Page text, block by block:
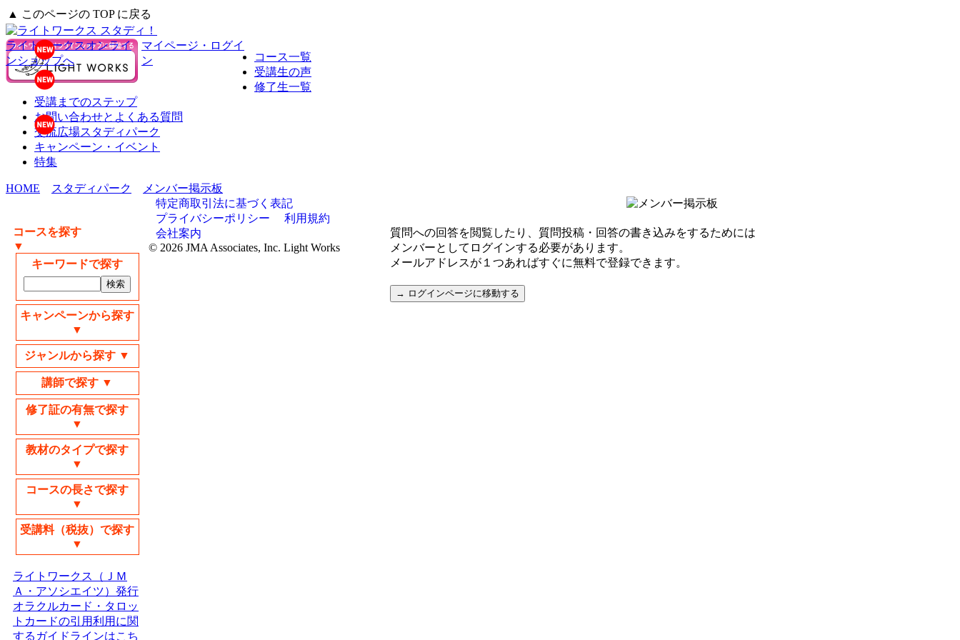
▲ このページの TOP に戻る
ライトワークスオンライ
ンショップへ
マイページ・ログイ
ン
コース一覧
受講生の声
修了生一覧
受講までのステップ
お問い合わせとよくある質問
交流広場スタディパーク
キャンペーン・イベント
特集
HOME スタディパーク メンバー掲示板
コースを探す
▼
キーワードで探す
キャンペーンから探す
▼
ジャンルから探す ▼
講師で探す ▼
修了証の有無で探す
▼
教材のタイプで探す
▼
コースの長さで探す
▼
受講料（税抜）で探す
▼
ライトワークス（ＪＭ
Ａ・アソシエイツ）発行
オラクルカード・タロッ
トカードの引用利用に関
するガイドラインはこち
質問への回答を閲覧したり、質問投稿・回答の書き込みをするためには
メンバーとしてログインする必要があります。
メールアドレスが１つあればすぐに無料で登録できます。
特定商取引法に基づく表記
プライバシーポリシー
利用規約
会社案内
© 2026 JMA Associates, Inc. Light Works